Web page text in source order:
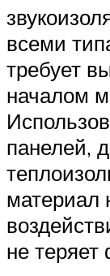
всеми
требует
началом
панелей,
материал
не теряет